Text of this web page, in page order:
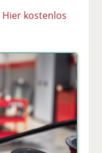
Hier kostenlos